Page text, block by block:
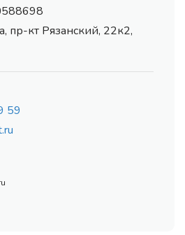
пр-кт Рязанский, 22к2,
59